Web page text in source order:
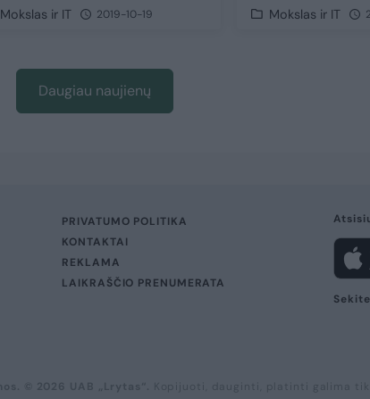
Mokslas ir IT 2019-10-19 Mokslas ir IT
Daugiau naujienų
PRIVATUMO POLITIKA
KONTAKTAI
REKLAMA
LAIKRAŠČIO PRENUMERATA